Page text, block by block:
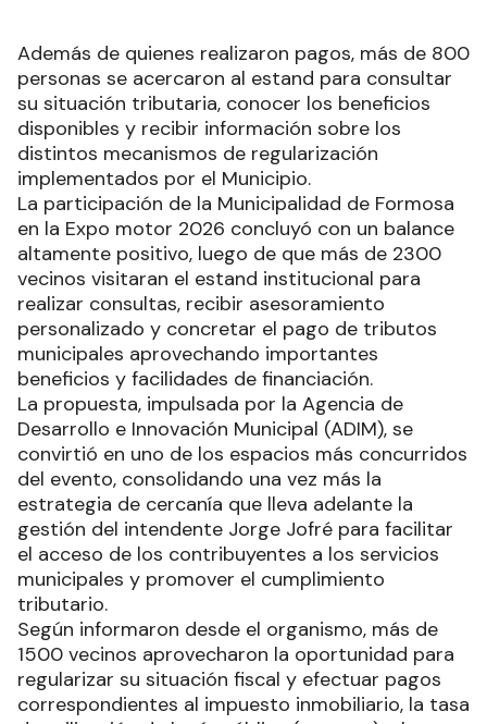
Además de quienes realizaron pagos, más de 800
personas se acercaron al estand para consultar
su situación tributaria, conocer los beneficios
disponibles y recibir información sobre los
distintos mecanismos de regularización
implementados por el Municipio.
La participación de la Municipalidad de Formosa
en la Expo motor 2026 concluyó con un balance
altamente positivo, luego de que más de 2300
vecinos visitaran el estand institucional para
realizar consultas, recibir asesoramiento
personalizado y concretar el pago de tributos
municipales aprovechando importantes
beneficios y facilidades de financiación.
La propuesta, impulsada por la Agencia de
Desarrollo e Innovación Municipal (ADIM), se
convirtió en uno de los espacios más concurridos
del evento, consolidando una vez más la
estrategia de cercanía que lleva adelante la
gestión del intendente Jorge Jofré para facilitar
el acceso de los contribuyentes a los servicios
municipales y promover el cumplimiento
tributario.
Según informaron desde el organismo, más de
1500 vecinos aprovecharon la oportunidad para
regularizar su situación fiscal y efectuar pagos
correspondientes al impuesto inmobiliario, la tasa